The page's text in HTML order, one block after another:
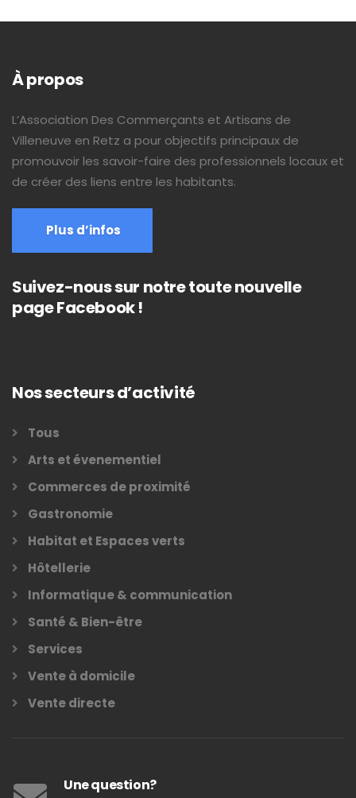
À propos
L’Association Des Commerçants et Artisans de
Villeneuve en Retz a pour objectifs principaux de
promouvoir les savoir-faire des professionnels locaux et
de créer des liens entre les habitants.
Plus d’infos
Suivez-nous sur notre toute nouvelle
page Facebook !
Nos secteurs d’activité
Tous
Arts et évenementiel
Commerces de proximité
Gastronomie
Habitat et Espaces verts
Hôtellerie
Informatique & communication
Santé & Bien-être
Services
Vente à domicile
Vente directe
Une question?